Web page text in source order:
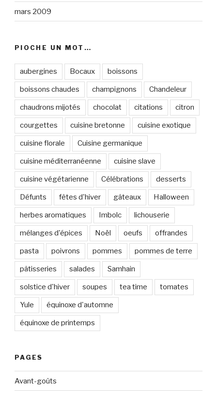
mars 2009
PIOCHE UN MOT…
aubergines Bocaux boissons
boissons chaudes champignons Chandeleur
chaudrons mijotés chocolat citations citron
courgettes cuisine bretonne cuisine exotique
cuisine florale Cuisine germanique
cuisine méditerranéenne cuisine slave
cuisine végétarienne Célébrations desserts
Défunts fêtes d'hiver gâteaux Halloween
herbes aromatiques Imbolc lichouserie
mélanges d'épices Noël oeufs offrandes
pasta poivrons pommes pommes de terre
pâtisseries salades Samhain
solstice d'hiver soupes tea time tomates
Yule équinoxe d'automne
équinoxe de printemps
PAGES
Avant-goûts